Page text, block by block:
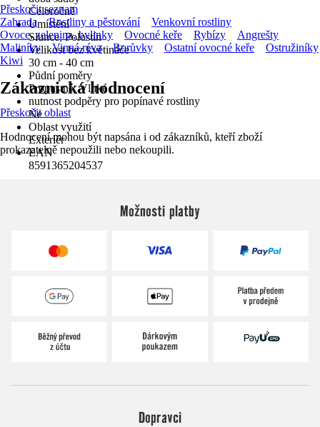
Celoročně
Umístění
Slunce, Polostín
Velikost bez květináče
30 cm - 40 cm
Půdní poměry
Propustné, Vlhké
nutnost podpěry pro popínavé rostliny
Ne
Oblast využití
Exteriér
EAN
8591365204537
Přeskočit seznam
Zahrada
Rostliny a pěstování
Venkovní rostliny
Ovoce, zelenina, bylinky
Ovocné keře Rybízy
Angrešty
Maliníky
Vinná réva Borůvky Ostatní ovocné keře
Ostružiníky
Kiwi
Zákaznická hodnocení
Přeskočit oblast
Hodnocení mohou být napsána i od zákazníků, kteří zboží
prokazatelně nepoužili nebo nekoupili.
Možnosti platby
Dopravci